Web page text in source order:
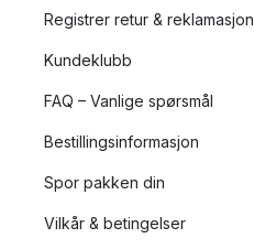
Registrer retur & reklamasjon
Kundeklubb
FAQ – Vanlige spørsmål
Bestillingsinformasjon
Spor pakken din
Vilkår & betingelser